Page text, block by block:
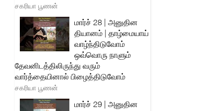
சகரியா பூணன்
மார்ச் 28 | அனுதின
தியானம் | தாழ்மையாய்
வாழ்ந்திடுவோம்
ஒவ்வொரு நாளும்
தேவனிடத்திலிருந்து வரும்
வார்த்தையினால் பிழைத்திடுவோம்
சகரியா பூணன்
மார்ச் 29 | அனுதின